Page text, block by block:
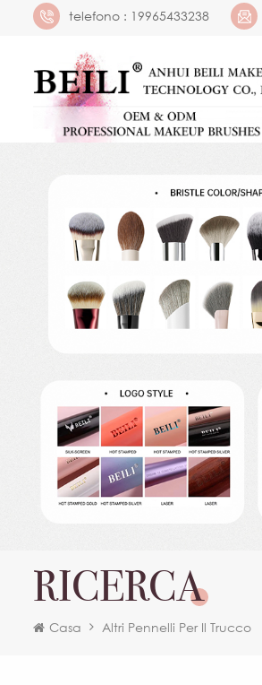
telefono : 19965433238
RICERCA
Casa Altri Pennelli Per Il Trucco